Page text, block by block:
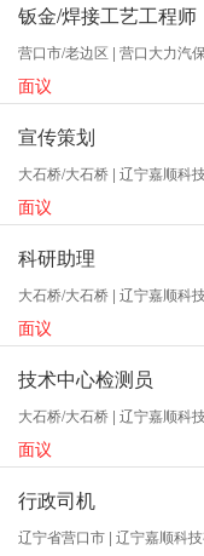
钣金/焊接工艺工程师
营口市/老边区 | 营口大力汽
面议
宣传策划
大石桥/大石桥 | 辽宁嘉顺科
面议
科研助理
大石桥/大石桥 | 辽宁嘉顺科
面议
技术中心检测员
大石桥/大石桥 | 辽宁嘉顺科
面议
行政司机
辽宁省营口市 | 辽宁嘉顺科